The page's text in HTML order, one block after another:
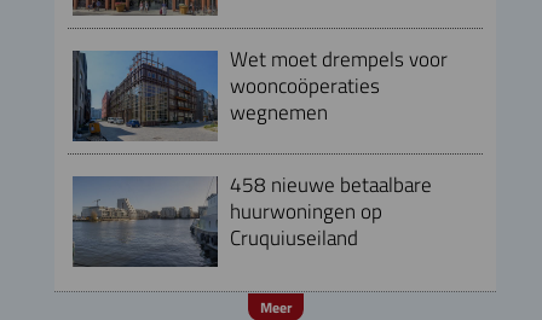
Wet moet drempels voor
wooncoöperaties
wegnemen
458 nieuwe betaalbare
huurwoningen op
Cruquiuseiland
Meer